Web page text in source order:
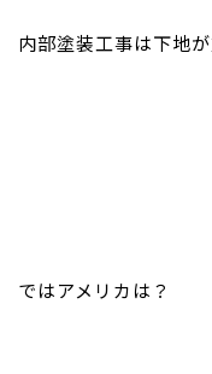
内部塗装工事は下地が
ではアメリカは？